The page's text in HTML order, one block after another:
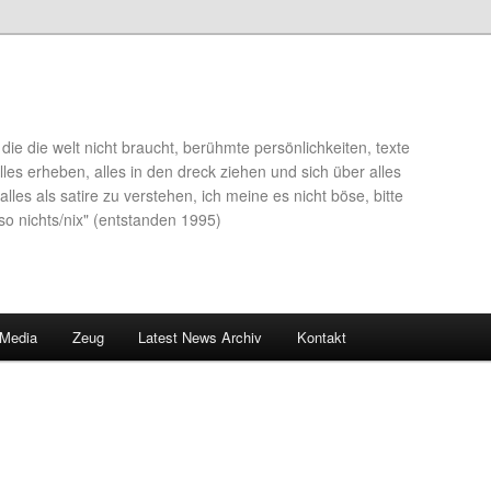
die welt nicht braucht, berühmte persönlichkeiten, texte
erheben, alles in den dreck ziehen und sich über alles
als satire zu verstehen, ich meine es nicht böse, bitte
nichts/nix" (entstanden 1995)
Zeug Latest News Archiv Kontakt